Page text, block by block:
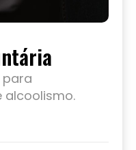
alcoolismo.